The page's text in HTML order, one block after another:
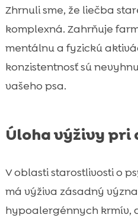
Zhrnuli sme, že liečba
komplexná. Zahrňuje
mentálnu a fyzickú
konzistentnosť sú
vašeho psa.
Úloha výživy pri
V oblasti starostlivosti o
má výživa zásadný
hypoalergénnych krmív,